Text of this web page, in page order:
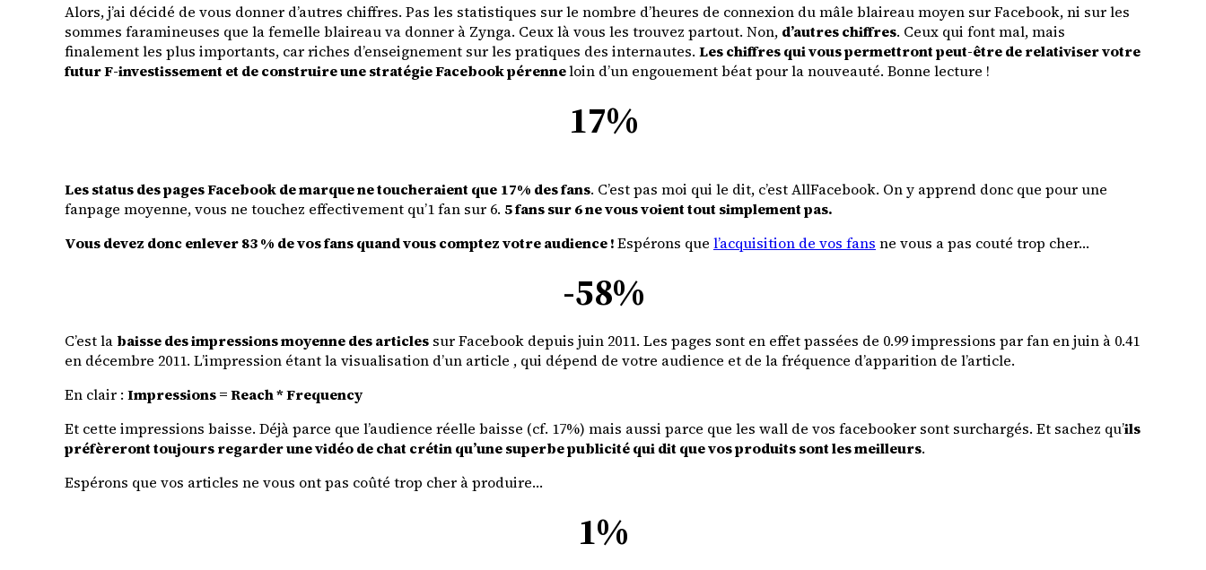
Alors, j’ai décidé de vous donner d’autres chiffres. Pas les statistiques sur le nombre d’heures de connexion du mâle blaireau moyen sur Facebook, ni sur les
sommes faramineuses que la femelle blaireau va donner à Zynga. Ceux là vous les trouvez partout. Non, d’autres chiffres. Ceux qui font mal, mais
finalement les plus importants, car riches d’enseignement sur les pratiques des internautes. Les chiffres qui vous permettront peut-être de relativiser votre
futur F-investissement et de construire une stratégie Facebook pérenneloin d’un engouement béat pour la nouveauté. Bonne lecture !
17%
Les status des pages Facebook de marque ne toucheraient que 17% des fans. C’est pas moi qui le dit, c’estAllFacebook. On y apprend donc que pour une
fanpage moyenne, vous ne touchez effectivement qu’1 fan sur 6. 5 fans sur 6 ne vous voient tout simplement pas.
Vous devez donc enlever 83 % de vos fans quand vous comptez votre audience !Espérons que l’acquisition de vos fans ne vous a pas couté trop cher…
-58%
C’est la baisse des impressions moyenne des articles sur Facebook depuis juin 2011. Les pages sont en effet passées de 0.99 impressions par fan en juin à 0.41
en décembre 2011. L’impression étant la visualisation d’un article , qui dépend de votre audience et de la fréquence d’apparition de l’article.
En clair : Impressions = Reach * Frequency
Et cette impressions baisse. Déjà parce que l’audience réelle baisse (cf. 17%) mais aussi parce que les wall de vos facebooker sont surchargés. Et sachez qu’ils
préfèreront toujours regarder une vidéo de chat crétin qu’une superbe publicité qui dit que vos produits sont les meilleurs.
Espérons que vos articles ne vous ont pas coûté trop cher à produire…
1%